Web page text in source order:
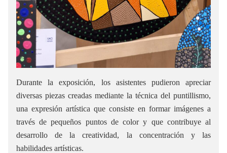
Durante la exposición, los asistentes pudieron apreciar
diversas piezas creadas mediante la técnica del puntillismo,
una expresión artística que consiste en formar imágenes a
través de pequeños puntos de color y que contribuye al
desarrollo de la creatividad, la concentración y las
habilidades artísticas.